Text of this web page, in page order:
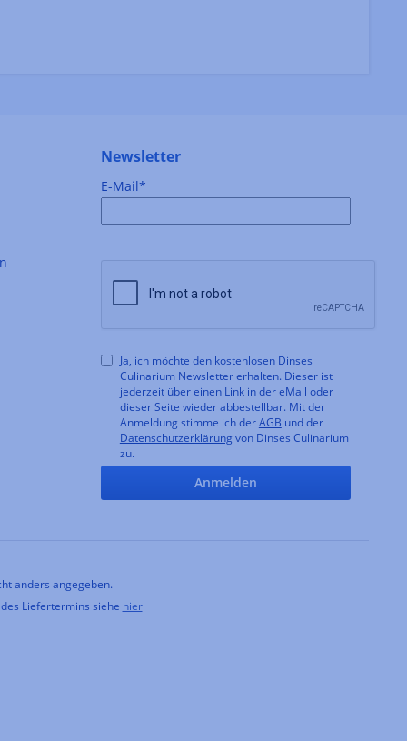
Newsletter
E-Mail*
Ja, ich möchte den kostenlosen Dinses
Culinarium Newsletter erhalten. Dieser ist
jederzeit über einen Link in der eMail oder
dieser Seite wieder abbestellbar. Mit der
Anmeldung stimme ich derAGB und der
Datenschutzerklärung von Dinses Culinarium
zu.
Anmelden
anders angegeben.
Liefertermins siehe hier